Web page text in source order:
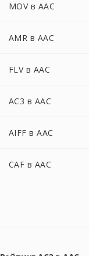
MOV в AAC
AMR в AAC
FLV в AAC
AC3 в AAC
AIFF в AAC
CAF в AAC